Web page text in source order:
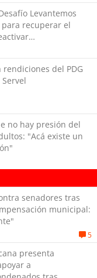
Levantemos
recuperar el
del PDG
no hay presión del
"Acá existe un
senadores tras
municipal:
5
presenta
a